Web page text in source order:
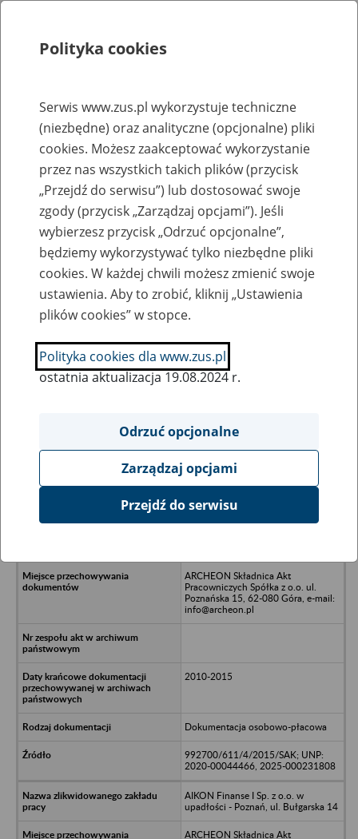
Rejestry, ewidencje i archiwa
Baza zlikwidowanych lub
przekształconych zakładów pracy
Nazwa zakładu pracy:
SZUKAJ
Ukryj wszystkie pozycje bazy
Elektro Magnes Sp. z o.o. Sp. k. w
ARCHEON Składnica Akt
Pracowniczych Spółka z o.o. ul.
Poznańska 15, 62-080 Góra, e-mail:
info@archeon.pl
2010-2015
Dokumentacja osobowo-płacowa
992700/611/4/2015/SAK; UNP:
2020-00044466, 2025-000231808
AIKON Finanse I Sp. z o.o. w
upadłości - Poznań, ul. Bułgarska 14
ARCHEON Składnica Akt
Polityka cookies
Serwis www.zus.pl wykorzystuje techniczne
(niezbędne) oraz analityczne (opcjonalne) pliki
cookies. Możesz zaakceptować wykorzystanie
przez nas wszystkich takich plików (przycisk
„Przejdź do serwisu”) lub dostosować swoje
zgody (przycisk „Zarządzaj opcjami”). Jeśli
wybierzesz przycisk „Odrzuć opcjonalne”,
będziemy wykorzystywać tylko niezbędne pliki
cookies. W każdej chwili możesz zmienić swoje
ustawienia. Aby to zrobić, kliknij „Ustawienia
plików cookies” w stopce.
Polityka cookies dla www.zus.pl
ostatnia aktualizacja 19.08.2024 r.
Odrzuć opcjonalne
Zarządzaj opcjami
Przejdź do serwisu